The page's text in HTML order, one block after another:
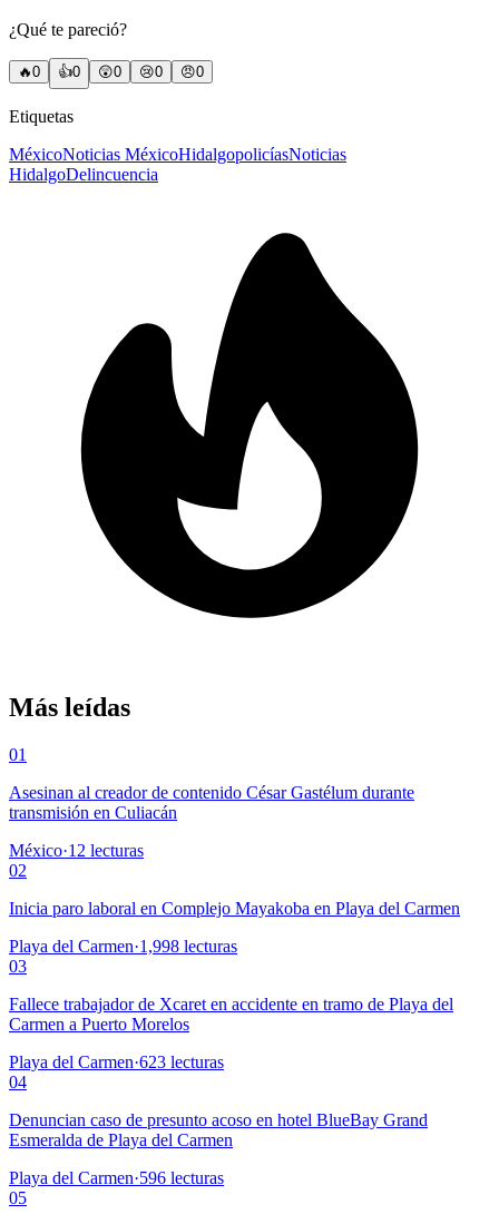
¿Qué te pareció?
🔥0 👍0 😲0 😢0 😠0
Etiquetas
MéxicoNoticias MéxicoHidalgopolicíasNoticias
HidalgoDelincuencia
Más leídas
01
Asesinan al creador de contenido César Gastélum durante
transmisión en Culiacán
México·12 lecturas
02
Inicia paro laboral en Complejo Mayakoba en Playa del Carmen
Playa del Carmen·1,998 lecturas
03
Fallece trabajador de Xcaret en accidente en tramo de Playa del
Carmen a Puerto Morelos
Playa del Carmen·623 lecturas
04
Denuncian caso de presunto acoso en hotel BlueBay Grand
Esmeralda de Playa del Carmen
Playa del Carmen·596 lecturas
05